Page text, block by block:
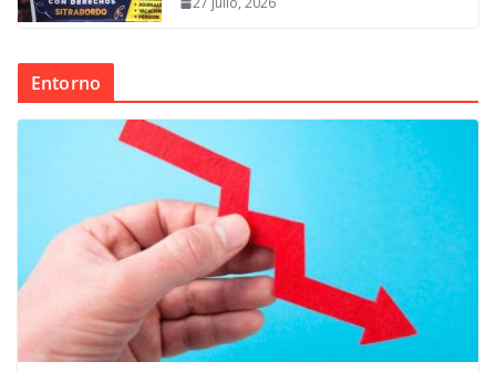
Entorno